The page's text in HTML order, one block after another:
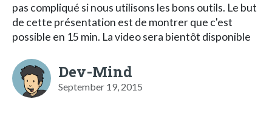
pas compliqué si nous utilisons les bons outils. Le but
de cette présentation est de montrer que c'est
possible en 15 min. La video sera bientôt disponible
Dev-Mind
September 19, 2015